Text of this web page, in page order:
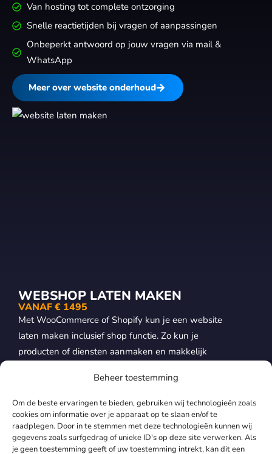
Beheer toestemming
Om de beste ervaringen te bieden, gebruiken wij technologieën zoals
cookies om informatie over je apparaat op te slaan en/of te
raadplegen. Door in te stemmen met deze technologieën kunnen wij
gegevens zoals surfgedrag of unieke ID's op deze site verwerken. Als
je geen toestemming geeft of uw toestemming intrekt, kan dit een
Van hosting tot complete ontzorging
Snelle reactietijden bij vragen of aanpassingen
Onbeperkt antwoord op jouw vragen via mail &
WhatsApp
Meer over website onderhoud
WEBSHOP LATEN MAKEN
VANAF € 1495
Met WooCommerce of Shopify kun je een website
laten maken inclusief shop functie. Zo kun je
producten of diensten aanmaken en makkelijk
andere betaalmethode. We zorgen voor een
modern ontwerp, snelle prestaties en een opbouw
gericht op conversie. Wij zorgen dat je de juiste
keuzes maakt voor later.